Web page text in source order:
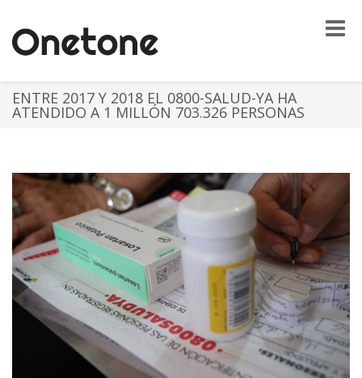
Toggle
ENTRE 2017 Y 2018 EL 0800-SALUD-YA HA
ATENDIDO A 1 MILLÓN 703.326 PERSONAS